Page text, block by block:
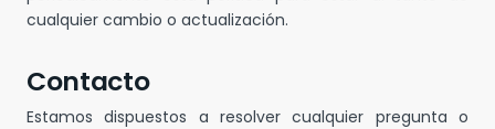
cualquier cambio o actualización.
Contacto
Estamos dispuestos a resolver cualquier pregunta o